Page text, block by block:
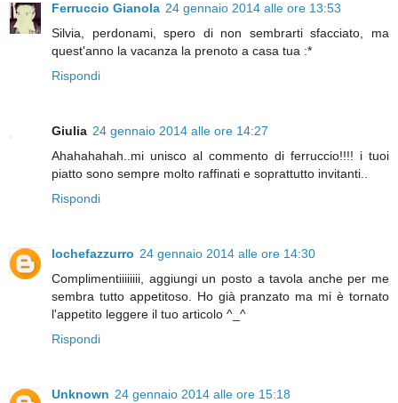
Ferruccio Gianola 24 gennaio 2014 alle ore 13:53
Silvia, perdonami, spero di non sembrarti sfacciato, ma
quest'anno la vacanza la prenoto a casa tua :*
Rispondi
Giulia 24 gennaio 2014 alle ore 14:27
Ahahahahah..mi unisco al commento di ferruccio!!!! i tuoi
piatto sono sempre molto raffinati e soprattutto invitanti..
Rispondi
lochefazzurro 24 gennaio 2014 alle ore 14:30
Complimentiiiiiiii, aggiungi un posto a tavola anche per me
sembra tutto appetitoso. Ho già pranzato ma mi è tornato
l'appetito leggere il tuo articolo ^_^
Rispondi
Unknown 24 gennaio 2014 alle ore 15:18